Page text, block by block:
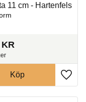
11 cm - Hartenfels
KR
Lägg
Köp